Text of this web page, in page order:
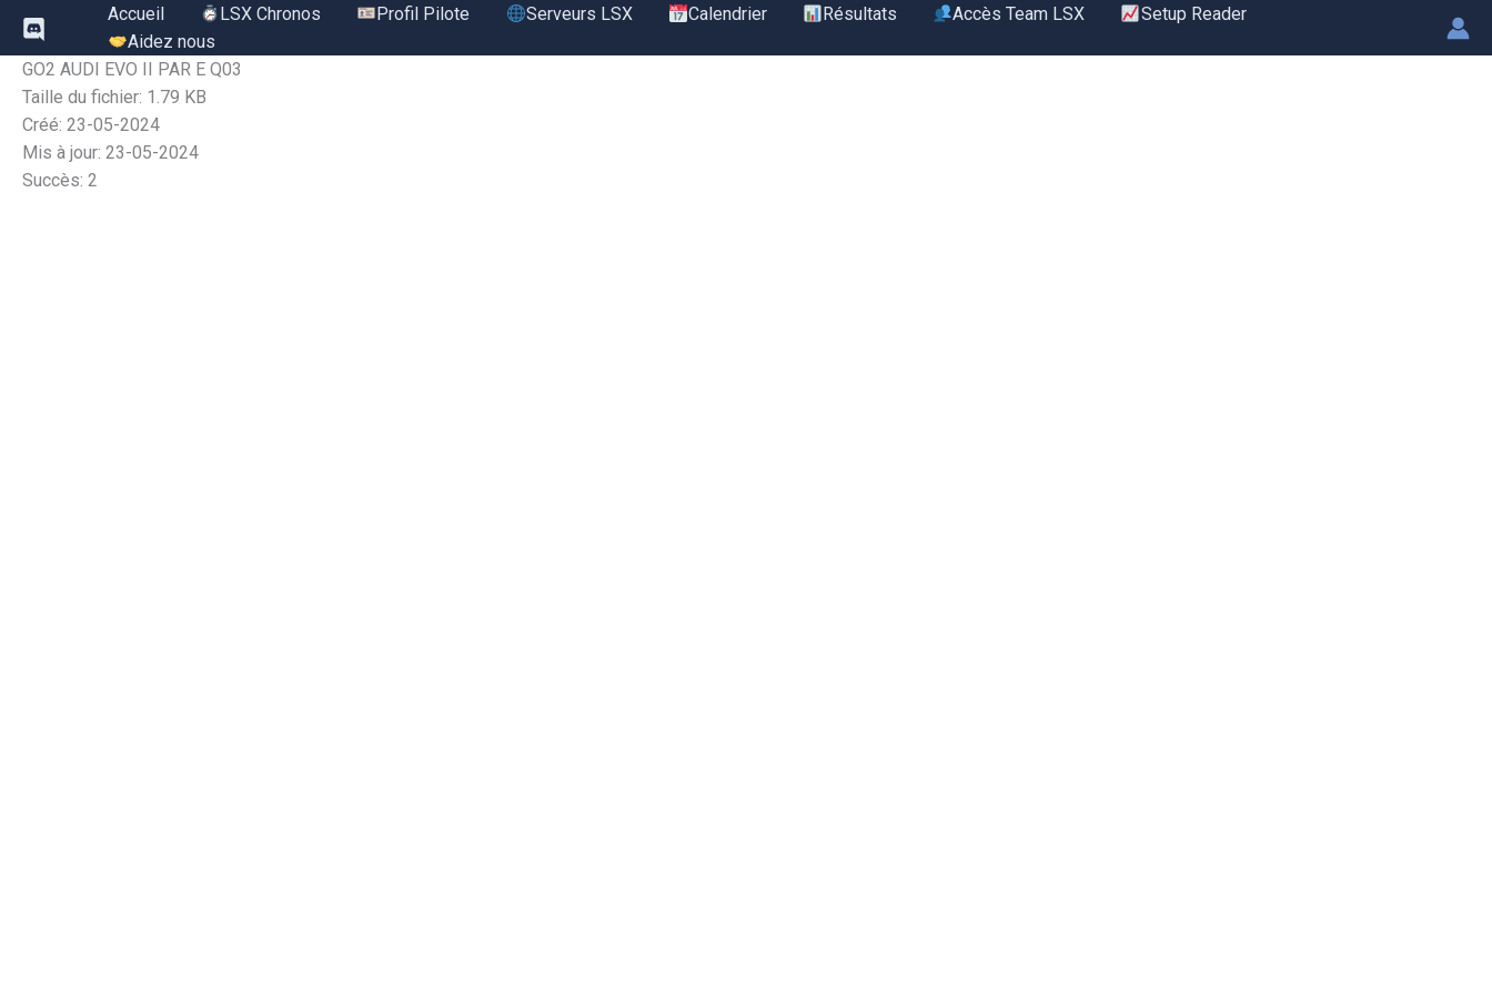
Aller
contenu
Accueil LSX Chronos Profil Pilote Serveurs LSX Calendrier Résultats Accès Team LSX
Setup Reader
Aidez nous
GO2 AUDI EVO II PAR E Q03
Taille du fichier: 1.79 KB
Créé: 23-05-2024
Mis à jour: 23-05-2024
Succès: 2